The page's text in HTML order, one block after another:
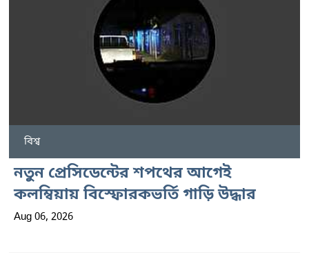
বিশ্ব
নতুন প্রেসিডেন্টের শপথের আগেই
কলম্বিয়ায় বিস্ফোরকভর্তি গাড়ি উদ্ধার
Aug 06, 2026